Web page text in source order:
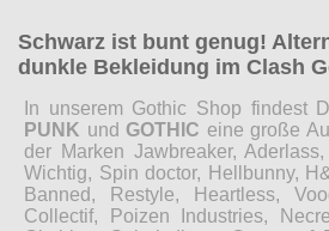
Schwarz ist bunt genug!
dunkle Bekleidung im Clash
In unserem Gothic Shop findest
PUNK und GOTHIC eine große
der Marken Jawbreaker,
Wichtig, Spin doctor, Hellbunny,
Banned, Restyle, Heartless,
Collectif, Poizen Industries,